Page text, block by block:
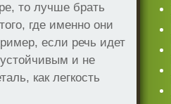
то лучше брать
где именно они
если речь идет
и не
как легкость